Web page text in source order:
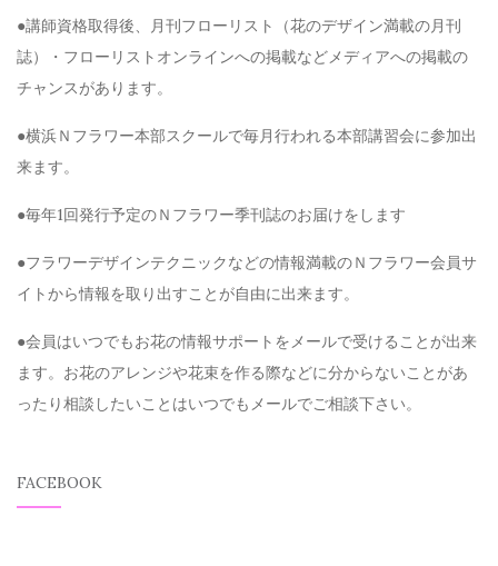
●講師資格取得後、月刊フローリスト（花のデザイン満載の月刊
誌）・フローリストオンラインへの掲載などメディアへの掲載の
チャンスがあります。
●横浜Ｎフラワー本部スクールで毎月行われる本部講習会に参加出
来ます。
●毎年1回発行予定のＮフラワー季刊誌のお届けをします
●フラワーデザインテクニックなどの情報満載のＮフラワー会員サ
イトから情報を取り出すことが自由に出来ます。
●会員はいつでもお花の情報サポートをメールで受けることが出来
ます。お花のアレンジや花束を作る際などに分からないことがあ
ったり相談したいことはいつでもメールでご相談下さい。
FACEBOOK